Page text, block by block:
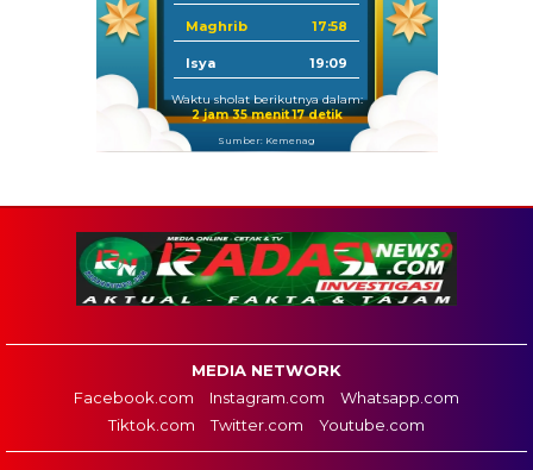
Maghrib 17:58
Isya 19:09
Waktu sholat berikutnya dalam:
2 jam 35 menit 16 detik
Sumber: Kemenag
MEDIA NETWORK
Facebook.com
Instagram.com
Whatsapp.com
Tiktok.com
Twitter.com Youtube.com